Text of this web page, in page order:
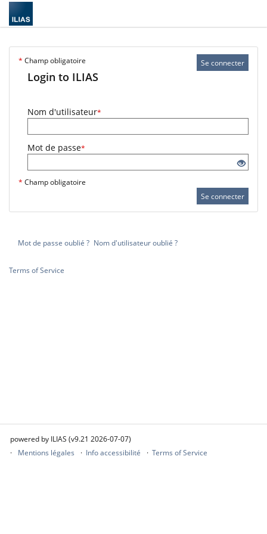
Se connecter
* Champ obligatoire
Login to ILIAS
Nom d'utilisateur*
Mot de passe*
* Champ obligatoire
Se connecter
Mot de passe oublié ? Nom d'utilisateur oublié ?
Terms of Service
powered by ILIAS (v9.21 2026-07-07)
Mentions légales
Info accessibilité Terms of Service